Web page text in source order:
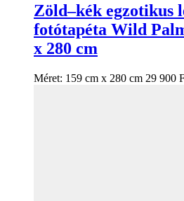
Zöld–kék egzotikus
fotótapéta Wild
x 280 cm
Méret: 159 cm x 280 cm 29 900